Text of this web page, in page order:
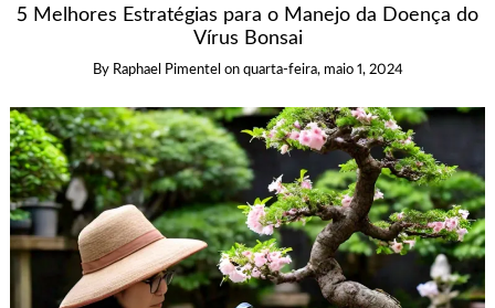
5 Melhores Estratégias para o Manejo da Doença do
Vírus Bonsai
By Raphael Pimentel on quarta-feira, maio 1, 2024